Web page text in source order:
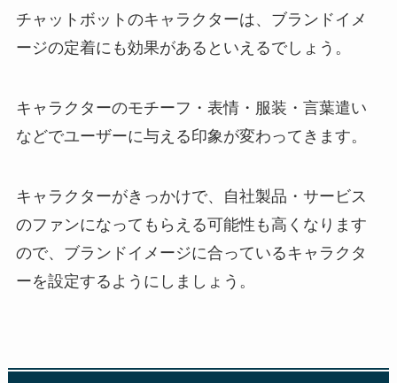
チャットボットのキャラクターは、ブランドイメ
ージの定着にも効果があるといえるでしょう。
キャラクターのモチーフ・表情・服装・言葉遣い
などでユーザーに与える印象が変わってきます。
キャラクターがきっかけで、自社製品・サービス
のファンになってもらえる可能性も高くなります
ので、ブランドイメージに合っているキャラクタ
ーを設定するようにしましょう。